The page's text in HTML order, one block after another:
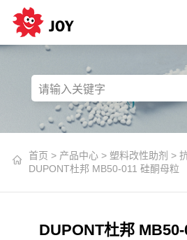
首页 > 产品中心 >塑料改性助剂 >
DUPONT杜邦 MB50-011 硅酮母粒
DUPONT杜邦